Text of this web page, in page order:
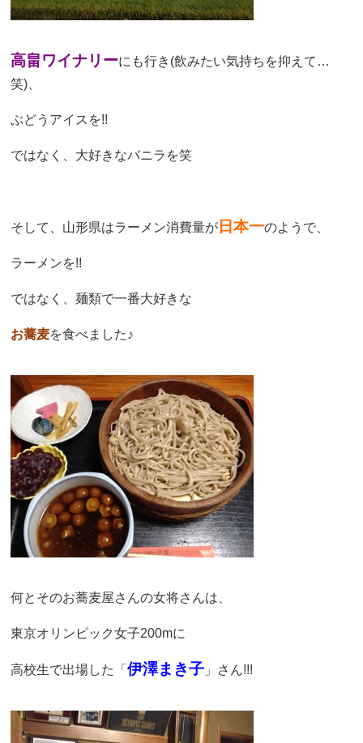
高畠ワイナリーにも行き(飲みたい気持ちを抑えて…
笑)、
ぶどうアイスを!!
ではなく、大好きなバニラを笑
そして、山形県はラーメン消費量が 日本一のようで、
ラーメンを!!
ではなく、麺類で一番大好きな
お蕎麦を食べました♪
何とそのお蕎麦屋さんの女将さんは、
東京オリンピック女子200mに
高校生で出場した「伊澤まき子 」さん!!!